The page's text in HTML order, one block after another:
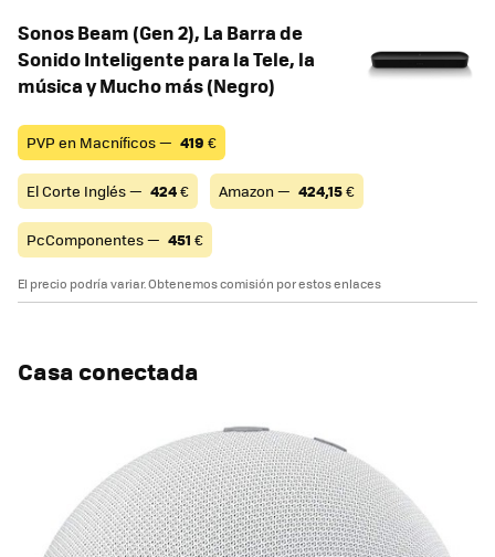
Sonos Beam (Gen 2), La Barra de
Sonido Inteligente para la Tele, la
música y Mucho más (Negro)
PVP en Macníficos — 419 €
El Corte Inglés — 424€ Amazon — 424,15€
PcComponentes — 451 €
El precio podría variar. Obtenemos comisión por estos enlaces
Casa conectada